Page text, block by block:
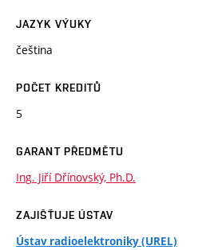
JAZYK VÝUKY
čeština
POČET KREDITŮ
5
GARANT PŘEDMĚTU
Ing. Jiří Dřínovský, Ph.D.
ZAJIŠŤUJE ÚSTAV
Ústav radioelektroniky (UREL)